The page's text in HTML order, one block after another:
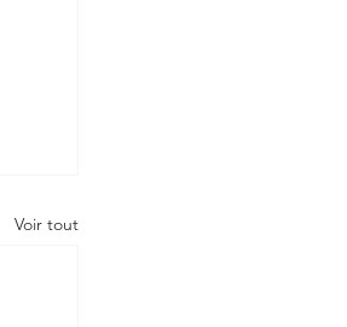
Voir tout